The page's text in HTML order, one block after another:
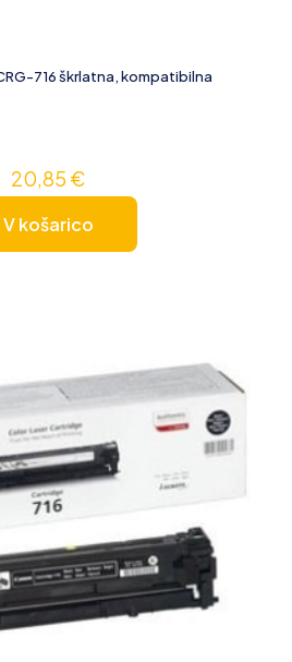
716 škrlatna, kompatibilna
20,85 €
V košarico